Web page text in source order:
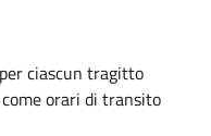
ciascun tragitto
orari di transito